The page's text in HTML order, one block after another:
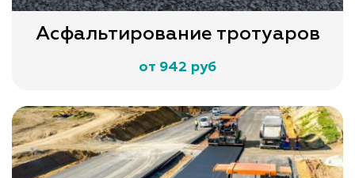
Асфальтирование тротуаров
от 942 руб